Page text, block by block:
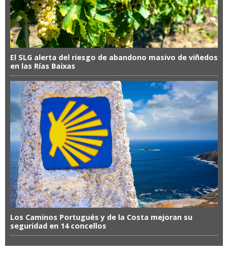
El SLG alerta del riesgo de abandono masivo de viñedos
en las Rías Baixas
Los Caminos Portugués y de la Costa mejoran su
seguridad en 14 concellos